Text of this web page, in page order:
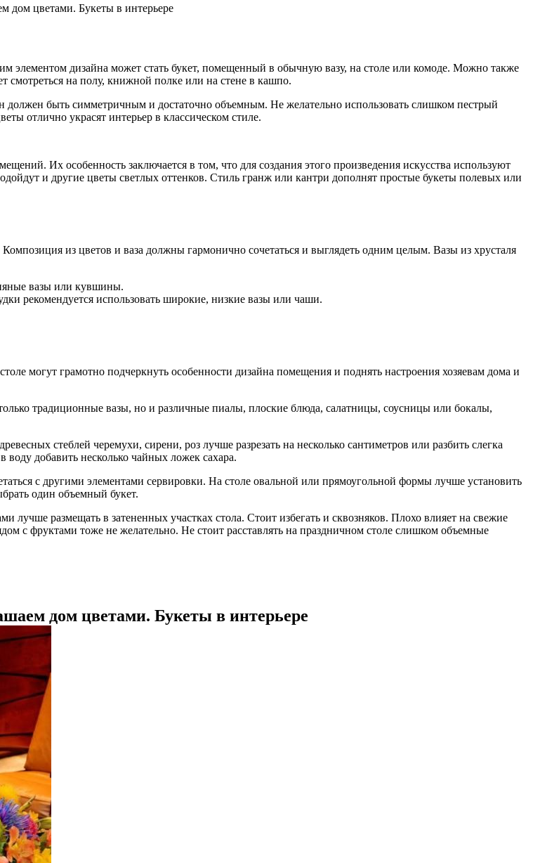
элементом дизайна может стать букет, помещенный в обычную вазу, на столе или комоде. Можно также
на полу, книжной полке или на стене в кашпо.
должен быть симметричным и достаточно объемным. Не желательно использовать слишком пестрый
отлично украсят интерьер в классическом стиле.
Их особенность заключается в том, что для создания этого произведения искусства используют
и другие цветы светлых оттенков. Стиль гранж или кантри дополнят простые букеты полевых или
из цветов и ваза должны гармонично сочетаться и выглядеть одним целым. Вазы из хрусталя
вазы или кувшины.
рекомендуется использовать широкие, низкие вазы или чаши.
могут грамотно подчеркнуть особенности дизайна помещения и поднять настроения хозяевам дома и
традиционные вазы, но и различные пиалы, плоские блюда, салатницы, соусницы или бокалы,
стеблей черемухи, сирени, роз лучше разрезать на несколько сантиметров или разбить слегка
добавить несколько чайных ложек сахара.
с другими элементами сервировки. На столе овальной или прямоугольной формы лучше установить
один объемный букет.
размещать в затененных участках стола. Стоит избегать и сквозняков. Плохо влияет на свежие
с фруктами тоже не желательно. Не стоит расставлять на праздничном столе слишком объемные